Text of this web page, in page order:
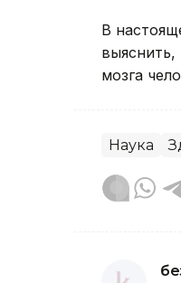
В
выяснить,
мозга
Наука